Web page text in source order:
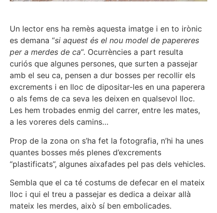
Un lector ens ha remès aquesta imatge i en to irònic
es demana “si aquest és el nou model de papereres
per a merdes de ca“. Ocurrències a part resulta
curiós que algunes persones, que surten a passejar
amb el seu ca, pensen a dur bosses per recollir els
excrements i en lloc de dipositar-les en una paperera
o als fems de ca seva les deixen en qualsevol lloc.
Les hem trobades enmig del carrer, entre les mates,
a les voreres dels camins…
Prop de la zona on s’ha fet la fotografia, n’hi ha unes
quantes bosses més plenes d’excrements
“plastificats”, algunes aixafades pel pas dels vehicles.
Sembla que el ca té costums de defecar en el mateix
lloc i qui el treu a passejar es dedica a deixar allà
mateix les merdes, això sí ben embolicades.